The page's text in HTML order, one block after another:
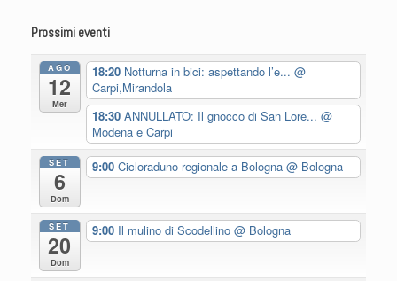
Prossimi eventi
AGO
12
Mer
18:20 Notturna in bici: aspettando l’e... @
Carpi,Mirandola
18:30 ANNULLATO: Il gnocco di San Lore... @
Modena e Carpi
SET
6
Dom
9:00 Cicloraduno regionale a Bologna @ Bologna
SET
20
Dom
9:00 Il mulino di Scodellino @ Bologna